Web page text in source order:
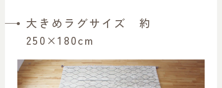
大きめラグサイズ 約
250×180cm